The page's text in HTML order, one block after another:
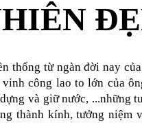
thống từ ngàn đời nay
công lao to lớn của
và giữ nước, ...những
thành kính, tưởng niệm